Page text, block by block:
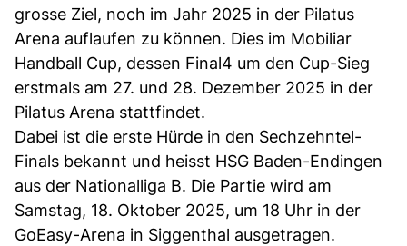
grosse Ziel, noch im Jahr 2025 in der Pilatus
Arena auflaufen zu können. Dies im Mobiliar
Handball Cup, dessen Final4 um den Cup-Sieg
erstmals am 27. und 28. Dezember 2025 in der
Pilatus Arena stattfindet.
Dabei ist die erste Hürde in den Sechzehntel-
Finals bekannt und heisst HSG Baden-Endingen
aus der Nationalliga B. Die Partie wird am
Samstag, 18. Oktober 2025, um 18 Uhr in der
GoEasy-Arena in Siggenthal ausgetragen.